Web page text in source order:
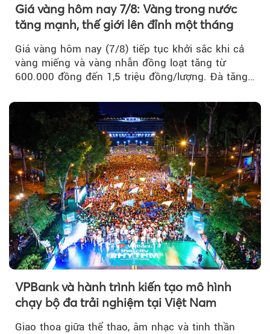
Giá vàng hôm nay 7/8: Vàng trong nước
tăng mạnh, thế giới lên đỉnh một tháng
Giá vàng hôm nay (7/8) tiếp tục khởi sắc khi cả
vàng miếng và vàng nhẫn đồng loạt tăng từ
600.000 đồng đến 1,5 triệu đồng/lượng. Đà tăng
vàng thế giới bứt phá lên mức cao nhất trong
một tháng.
VPBank và hành trình kiến tạo mô hình
chạy bộ đa trải nghiệm tại Việt Nam
Giao thoa giữa thể thao, âm nhạc và tinh thần